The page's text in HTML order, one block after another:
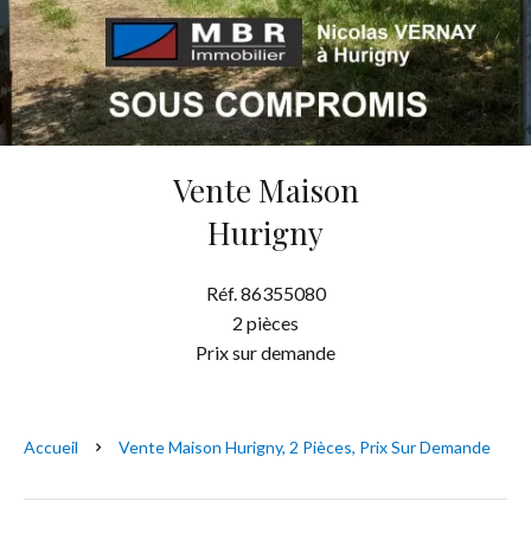
Vente Maison
Hurigny
Réf. 86355080
2 pièces
Prix sur demande
Accueil Vente Maison Hurigny, 2 Pièces, Prix Sur Demande